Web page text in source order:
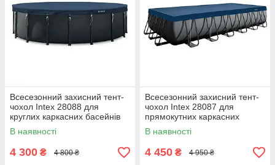
Всесезонний захисний тент-
чохол Intex 28088 для
круглих каркасних басейнів
610 см
В наявності
4 300 ₴ 4 800 ₴
Всесезонний захисний тент-
чохол Intex 28087 для
прямокутних каркасних
басейнів 732х366 см
В наявності
4 450 ₴ 4 950 ₴